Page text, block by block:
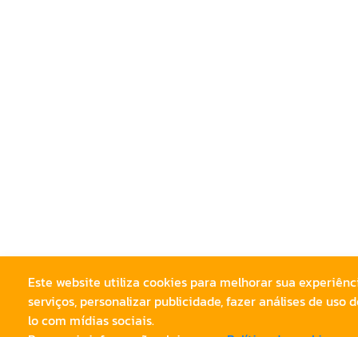
Este website utiliza cookies para melhorar sua
serviços, personalizar publicidade, fazer análises de uso
lo com mídias sociais.